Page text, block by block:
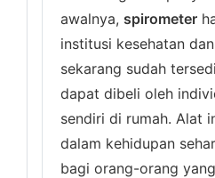
awalnya, spirometer
institusi kesehatan
sekarang sudah
dapat dibeli oleh
sendiri di rumah. Alat
dalam kehidupan
bagi orang-orang